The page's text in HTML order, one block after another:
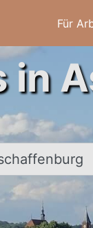
Für
in